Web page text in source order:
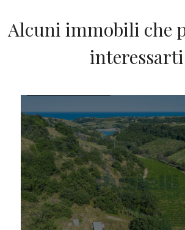
Alcuni immobili che
interessarti